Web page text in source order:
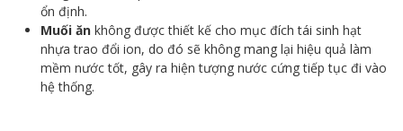
ổn định.
Muối ăn không được thiết kế cho mục đích tái sinh hạt
nhựa trao đổi ion, do đó sẽ không mang lại hiệu quả làm
mềm nước tốt, gây ra hiện tượng nước cứng tiếp tục đi vào
hệ thống.